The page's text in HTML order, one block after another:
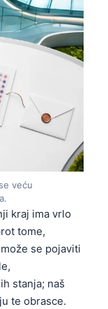
veću
kraj ima vrlo
tome,
može se pojaviti
stanja; naš
te obrasce.